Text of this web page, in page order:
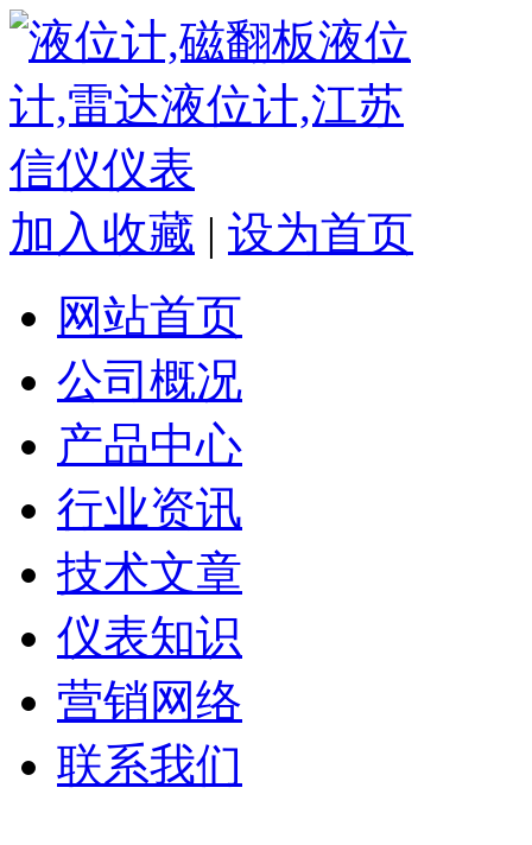
加入收藏 | 设为首页
网站首页
公司概况
产品中心
行业资讯
技术文章
仪表知识
营销网络
联系我们